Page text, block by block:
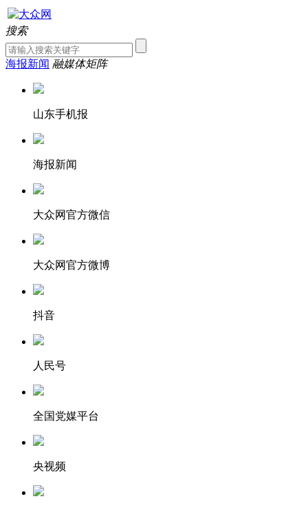
搜索
海报新闻 融媒体矩阵
山东手机报
海报新闻
大众网官方微信
大众网官方微博
抖音
人民号
全国党媒平台
央视频